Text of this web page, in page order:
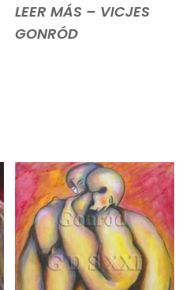
LEER MÁS – VICJES
GONRÓD